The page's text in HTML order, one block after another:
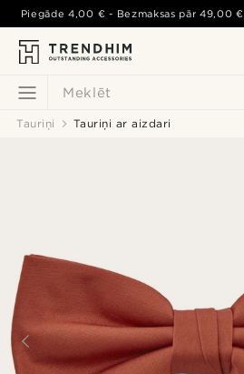
Meklēt
Piegāde4,00 € - Bezmaksas pār49,00 €
Tauriņi Tauriņi ar aizdari